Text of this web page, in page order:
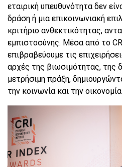
εταιρική υπευθυνότητα δεν
δράση ή μια επικοινωνιακή
κριτήριο ανθεκτικότητας,
εμπιστοσύνης. Μέσα από το CR
επιβραβεύουμε τις
αρχές της βιωσιμότητας, της
μετρήσιμη πράξη,
την κοινωνία και την